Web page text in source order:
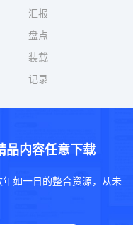
汇报
盘点
装载
记录
品内容任意下载
如一日的整合资源，从未